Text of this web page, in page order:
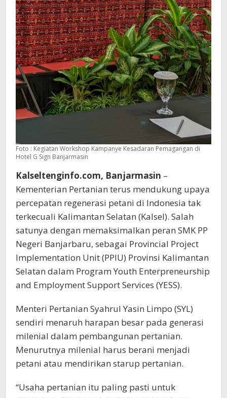
Foto : Kegiatan Workshop Kampanye Kesadaran Pemagangan di
Hotel G Sign Banjarmasin
Kalseltenginfo.com, Banjarmasin –
Kementerian Pertanian terus mendukung upaya
percepatan regenerasi petani di Indonesia tak
terkecuali Kalimantan Selatan (Kalsel). Salah
satunya dengan memaksimalkan peran SMK PP
Negeri Banjarbaru, sebagai Provincial Project
Implementation Unit (PPIU) Provinsi Kalimantan
Selatan dalam Program Youth Enterpreneurship
and Employment Support Services (YESS).
Menteri Pertanian Syahrul Yasin Limpo (SYL)
sendiri menaruh harapan besar pada generasi
milenial dalam pembangunan pertanian.
Menurutnya milenial harus berani menjadi
petani atau mendirikan starup pertanian.
“Usaha pertanian itu paling pasti untuk